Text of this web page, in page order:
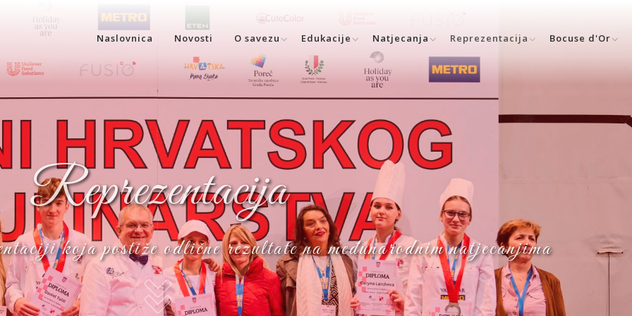
Naslovnica Novosti O savezu Edukacije Natjecanja Reprezentacija Bocuse d'Or
Reprezentacija
koja postiže odlične rezultate na međunarodnim natjecanjima